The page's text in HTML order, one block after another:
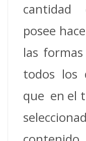
posee
las
todos los
que en el